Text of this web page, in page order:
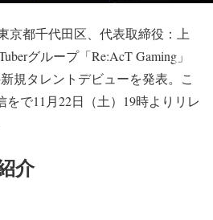
京都千代田区、代表取締役：上
グループ「Re:AcT Gaming」
規タレントデビューを発表。こ
で11月22日（土）19時よりリレ
介